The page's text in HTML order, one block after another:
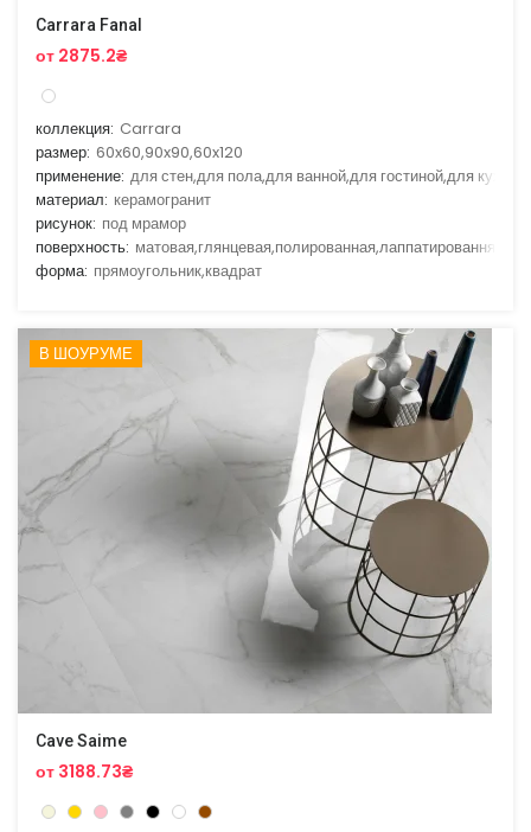
Carrara Fanal
от 2875.2₴
коллекция: Carrara
размер: 60x60,90x90,60x120
применение: для стен,для пола,для ванной,для гостиной,для кухни
материал: керамогранит
рисунок: под мрамор
поверхность: матовая,глянцевая,полированная,лаппатировання
форма: прямоугольник,квадрат
В ШОУРУМЕ
Cave Saime
от 3188.73₴